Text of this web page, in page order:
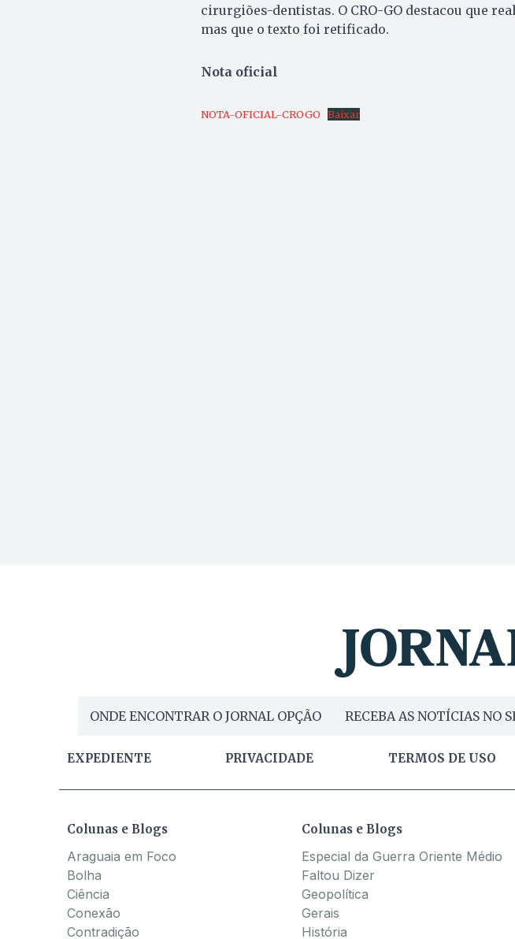
cirurgiões-dentistas. O CRO-GO destacou que
mas que o texto foi retificado.
Nota oficial
NOTA-OFICIAL-CROGO Baixar
ONDE ENCONTRAR O JORNAL OPÇÃO RECEBA AS NOTÍCIAS NO
EXPEDIENTE PRIVACIDADE TERMOS DE USO
Colunas e Blogs
Araguaia em Foco
Bolha
Ciência
Conexão
Contradição
Colunas e Blogs
Especial da Guerra Oriente Médio
Faltou Dizer
Geopolítica
Gerais
História